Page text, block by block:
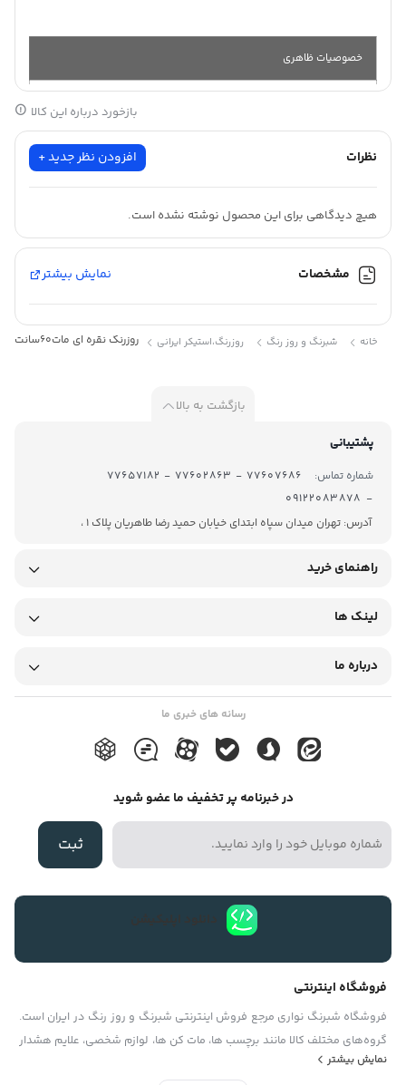
خصوصیات ظاهری
ضد آب
25 متر
نقره ای
کد : 2076
میگردند . از آنجاییکه برای تولید این محصول رنگ را با پی وی سی
متریال بسیار طولانی تر میشود. روز رنگ خام در مقابل نور مستقیم
برش خورده روز رنگهای رنگی بر روی شیشه معمولاً از رنگ سفید همین
محصول به عنوان پشت زمینه کار استفاده میکنند. این متریال در دو
استفاده میشود . موارد مصرف روز رنگ بیشترین مصرف روزرنگ برای
برش حروف ، آرم و لوگو میباشد . ولی این متریال مصارف دیگری نیز
دارد که به این موارد میتوان اشاره نمود : ۱- به عنوان خطوط راهنما در
برندد کردن خودروهای پلیس ، تاکسی ها ، آمبولانسها ، یدک کش ها ،
مراجعین ادارات ، بیمارستها ، شرکتها و ارگانها. ۴- برش لوگو و آرم
بازخورد درباره این کالا
نظرات افزودن نظر جدید +
هیچ دیدگاهی برای این محصول نوشته نشده است.
مشخصات نمایش بیشتر
خانه شبرنگ و روز رنگ روزرنگ،استیکر ایرانی روزرنگ نقره ای مات60سانت25متری کد:2076
بازگشت به بالا
پشتیبانی
شماره تماس:
- 09122083878
آدرس: تهران میدان سپاه ابتدای خیابان حمید رضا طاهریان پلاک 1 ،
راهنمای خرید
لینک ها
درباره ما
رسانه های خبری ما
در خبرنامه پر تخفیف ما عضو شوید
ثبت
فروشگاه اینترنتی
فروشگاه شبرنگ نواری مرجع فروش اینترنتی شبرنگ و روز رنگ در ایران است.
گروه‏‏‌های مختلف کالا مانند برچسب ها، مات کن ها، لوازم شخصی، علایم هشدار
دهنده با تنوعی بی‌نظیر دراین فروشگاه عرضه می‏‏‏‌شوند. کاربران و مشتریان
نمایش بیشتر